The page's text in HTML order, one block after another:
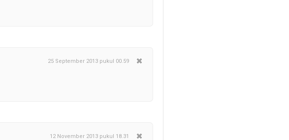
25 September 2013 pukul 00.59
12 November 2013 pukul 18.31